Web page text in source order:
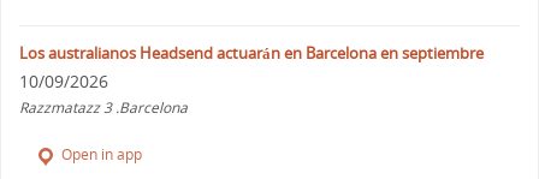
Los australianos Headsend actuarán en Barcelona en septiembre
10/09/2026
Razzmatazz 3 .Barcelona
Open in app